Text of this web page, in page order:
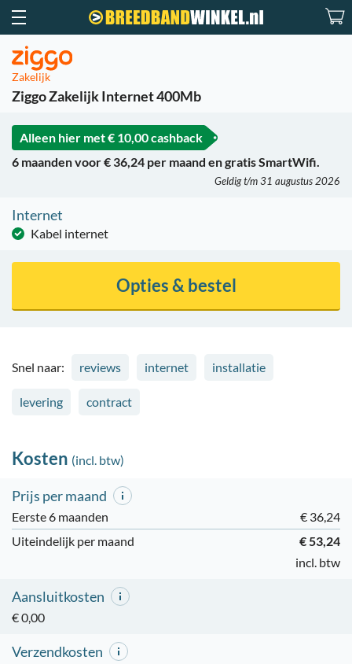
Zakelijk
Ziggo Zakelijk Internet 400Mb
Alleen hier met€ 10,00 cashback
6 maanden voor € 36,24 per maand en gratis SmartWifi.
Geldig t/m 31 augustus 2026
Internet
Kabel internet
Opties & bestel
Snel naar: reviews internet installatie
levering contract
Kosten (incl. btw)
Prijs per maand
Eerste 6 maanden
€ 36,24
Uiteindelijk per maand
€ 53,24
incl. btw
Aansluitkosten
€ 0,00
Verzendkosten